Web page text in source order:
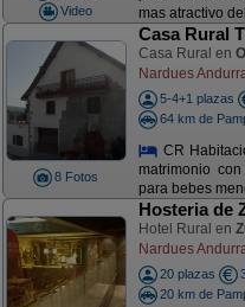
Video
mas atractivo
8 Fotos
Casa Rural
Casa Rural en
Nardues
5-4+1 plazas
64 km de
CR
matrimonio
para bebes
Hosteria de
Hotel Rural en
Nardues
20 plazas
20 km de